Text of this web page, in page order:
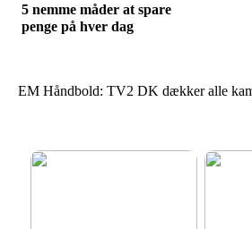
5 nemme måder at spare
penge på hver dag
EM Håndbold: TV2 DK dækker alle